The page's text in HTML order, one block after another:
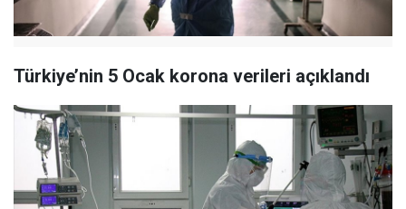
Türkiye’nin 5 Ocak korona verileri açıklandı